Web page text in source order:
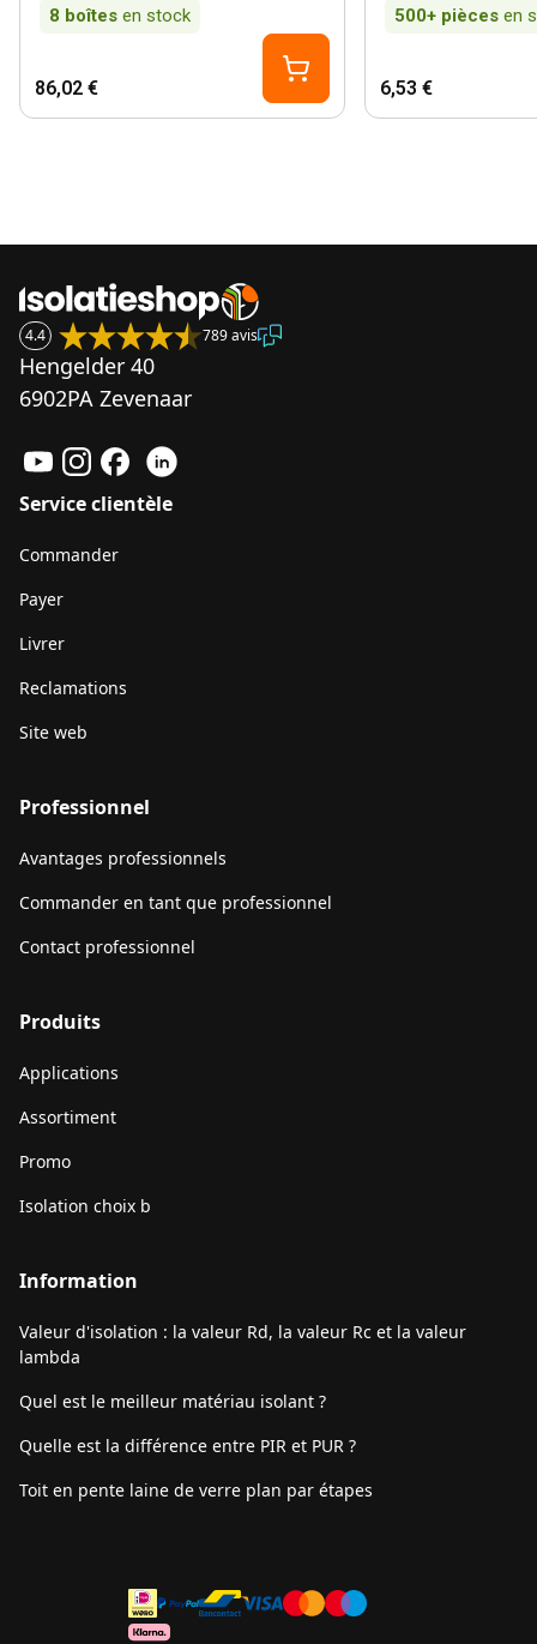
8 boîtes en stock
86,02 €
500+ pièces en
6,53 €
4.4 789 avis
Hengelder 40
6902PA Zevenaar
Service clientèle
Commander
Payer
Livrer
Reclamations
Site web
Professionnel
Avantages professionnels
Commander en tant que professionnel
Contact professionnel
Produits
Applications
Assortiment
Promo
Isolation choix b
Information
Valeur d'isolation : la valeur Rd, la valeur Rc et la valeur
lambda
Quel est le meilleur matériau isolant ?
Quelle est la différence entre PIR et PUR ?
Toit en pente laine de verre plan par étapes